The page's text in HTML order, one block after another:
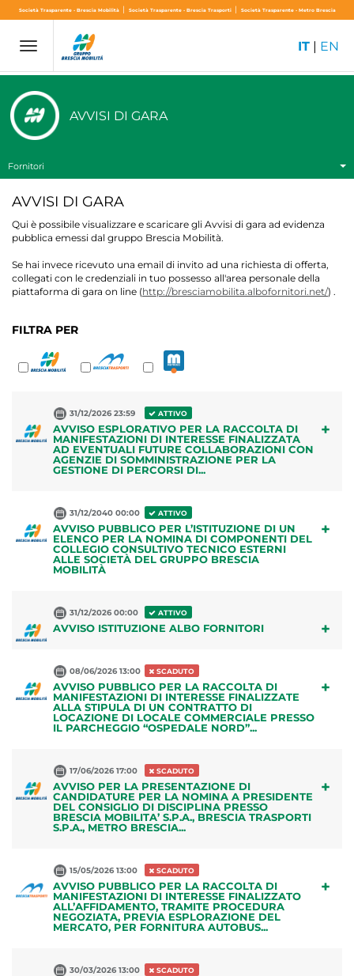
Società Trasparente - Brescia Mobilità | Società Trasparente - Brescia Trasporti | Società Trasparente - Metro Brescia
Toggle
navigation
IT | EN
AVVISI DI GARA
Fornitori
AVVISI DI GARA
Qui è possibile visualizzare e scaricare gli Avvisi di gara ad evidenza
pubblica emessi dal gruppo Brescia Mobilità.
Se hai invece ricevuto una email di invito ad una richiesta di offerta,
collegati con le credenziali in tuo possesso all'area personale della
piattaforma di gara on line (http://bresciamobilita.albofornitori.net/) .
FILTRA PER
31/12/2026 23:59 ATTIVO
AVVISO ESPLORATIVO PER LA RACCOLTA DI
MANIFESTAZIONI DI INTERESSE FINALIZZATA
AD EVENTUALI FUTURE COLLABORAZIONI CON
AGENZIE DI SOMMINISTRAZIONE PER LA
GESTIONE DI PERCORSI DI...
+
31/12/2040 00:00 ATTIVO
AVVISO PUBBLICO PER L’ISTITUZIONE DI UN
ELENCO PER LA NOMINA DI COMPONENTI DEL
COLLEGIO CONSULTIVO TECNICO ESTERNI
ALLE SOCIETÀ DEL GRUPPO BRESCIA
MOBILITÀ
+
31/12/2026 00:00 ATTIVO
AVVISO ISTITUZIONE ALBO FORNITORI +
08/06/2026 13:00 SCADUTO
AVVISO PUBBLICO PER LA RACCOLTA DI
MANIFESTAZIONI DI INTERESSE FINALIZZATE
ALLA STIPULA DI UN CONTRATTO DI
LOCAZIONE DI LOCALE COMMERCIALE PRESSO
IL PARCHEGGIO “OSPEDALE NORD”...
+
17/06/2026 17:00 SCADUTO
AVVISO PER LA PRESENTAZIONE DI
CANDIDATURE PER LA NOMINA A PRESIDENTE
DEL CONSIGLIO DI DISCIPLINA PRESSO
BRESCIA MOBILITA’ S.P.A., BRESCIA TRASPORTI
S.P.A., METRO BRESCIA...
+
15/05/2026 13:00 SCADUTO
AVVISO PUBBLICO PER LA RACCOLTA DI
MANIFESTAZIONI DI INTERESSE FINALIZZATO
ALL’AFFIDAMENTO, TRAMITE PROCEDURA
NEGOZIATA, PREVIA ESPLORAZIONE DEL
MERCATO, PER FORNITURA AUTOBUS...
+
30/03/2026 13:00 SCADUTO